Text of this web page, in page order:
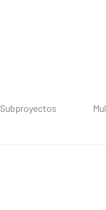
Subproyectos